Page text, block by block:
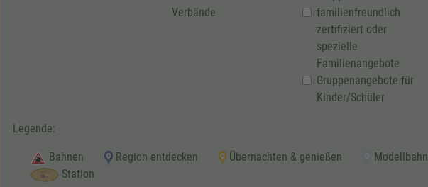
Verbände
familienfreundlich
zertifiziert oder
spezielle
Familienangebote
Gruppenangebote für
Kinder/Schüler
Legende:
Bahnen Region entdecken Übernachten & genießen Modellbahn
Station